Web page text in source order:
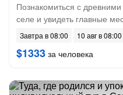
Познакомиться с
селе и увидеть главные
Завтра в 08:00 10 авг в 08:00
$1333 за человека